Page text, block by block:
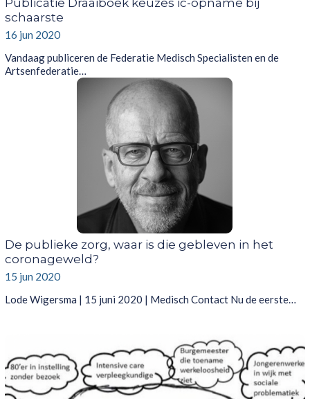
schaarste
16 jun 2020
Vandaag publiceren de Federatie Medisch Specialisten en de
Artsenfederatie…
De publieke zorg, waar is die gebleven in het
coronageweld?
15 jun 2020
Lode Wigersma | 15 juni 2020 | Medisch Contact Nu de eerste…